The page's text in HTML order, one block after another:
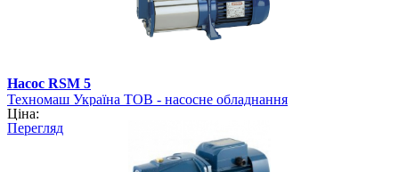
Насос RSM 5
Техномаш Україна ТОВ - насосне обладнання
Ціна:
Перегляд